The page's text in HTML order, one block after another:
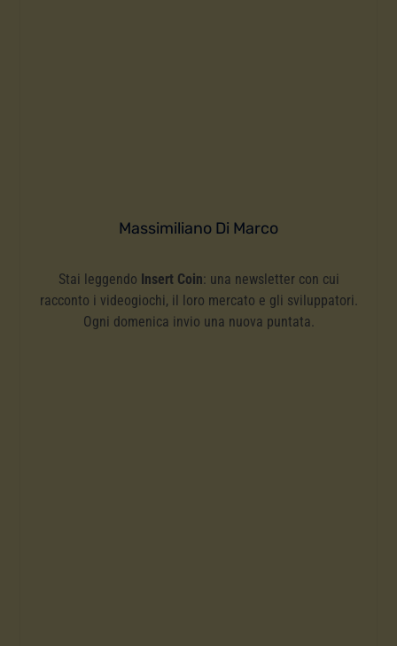
Massimiliano Di Marco
Stai leggendo Insert Coin: una newsletter con cui
racconto i videogiochi, il loro mercato e gli sviluppatori.
Ogni domenica invio una nuova puntata.